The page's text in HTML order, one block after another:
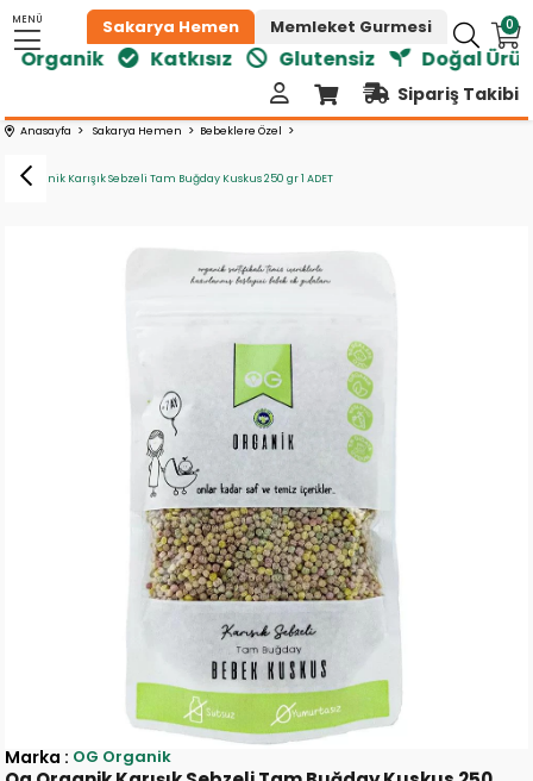
0
MENÜ Sakarya Hemen Memleket Gurmesi
Organik Katkısız Glutensiz Doğal
Sipariş Takibi
Anasayfa Sakarya Hemen Bebeklere Özel
Og Organik Karışık Sebzeli Tam Buğday Kuskus 250 gr 1 ADET
Marka : OG Organik